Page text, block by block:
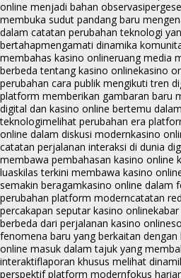
online menjadi bahan observasi
membuka sudut pandang baru
dalam catatan perubahan teknologi
bertahapmengamati dinamika
membahas kasino onlineruang media
berbeda tentang kasino onlinekasino
perubahan cara publik mengikuti tren
platform memberikan gambaran baru
digital dan kasino online bertemu
teknologimelihat perubahan era
online dalam diskusi modernkasino
catatan perjalanan interaksi di dunia
membawa pembahasan kasino online
luaskilas terkini membawa kasino
semakin beragamkasino online dalam
perubahan platform moderncatatan
percakapan seputar kasino online
berbeda dari perjalanan kasino online
fenomena baru yang berkaitan dengan
online masuk dalam tajuk yang
interaktiflaporan khusus melihat
perspektif platform modernfokus